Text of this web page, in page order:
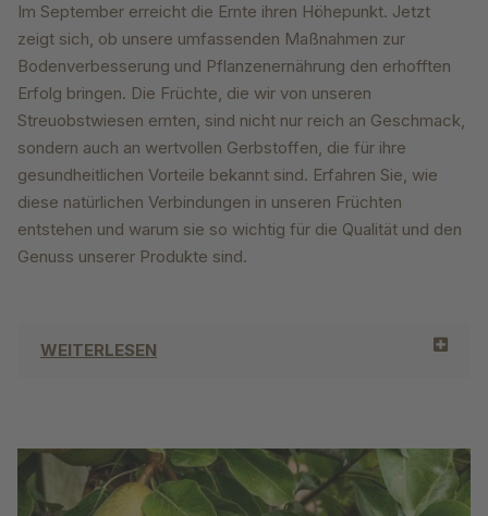
Im September erreicht die Ernte ihren Höhepunkt. Jetzt
zeigt sich, ob unsere umfassenden Maßnahmen zur
Bodenverbesserung und Pflanzenernährung den erhofften
Erfolg bringen. Die Früchte, die wir von unseren
Streuobstwiesen ernten, sind nicht nur reich an Geschmack,
sondern auch an wertvollen Gerbstoffen, die für ihre
gesundheitlichen Vorteile bekannt sind. Erfahren Sie, wie
diese natürlichen Verbindungen in unseren Früchten
entstehen und warum sie so wichtig für die Qualität und den
Genuss unserer Produkte sind.
WEITERLESEN